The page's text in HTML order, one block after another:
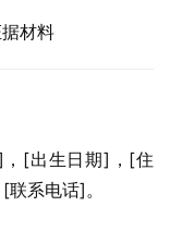
材料
[出生日期]，[住
系电话]。